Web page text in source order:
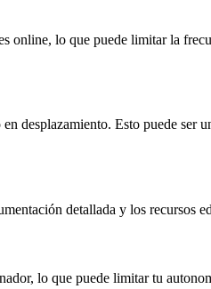
online, lo que puede limitar la
desplazamiento. Esto puede
detallada y los recursos
lo que puede limitar tu